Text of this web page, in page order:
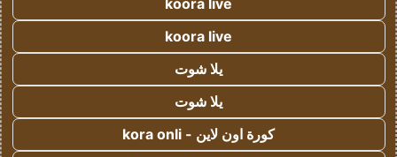
koora live
koora live
يلا شوت
يلا شوت
كورة اون لاين - kora onli